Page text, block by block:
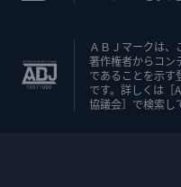
ＡＢＪマークは、
著作権者からコン
であることを示す
です。詳しくは［
協議会］で検索し